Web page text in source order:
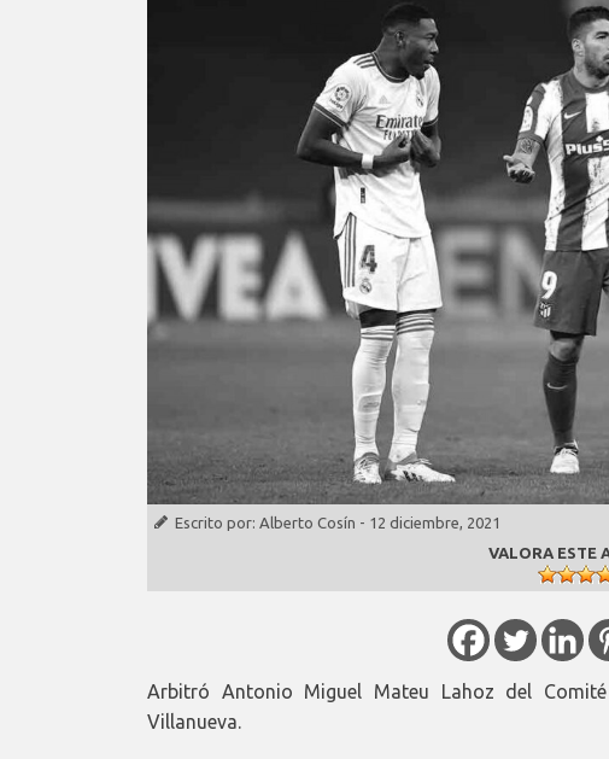
Escrito por: Alberto Cosín - 12 diciembre, 2021
VALORA ESTE
Arbitró Antonio Miguel Mateu Lahoz del
Villanueva.